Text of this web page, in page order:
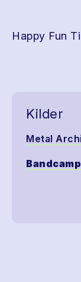
Happy Fun
Kilder
Metal
Bandcamp